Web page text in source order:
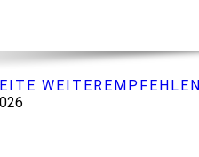
WEITEREMPFEHLEN